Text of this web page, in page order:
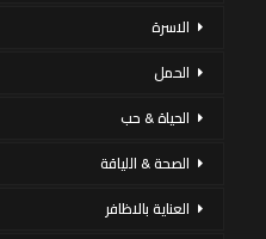
الاسرة
الحمل
الحياة & حب
الصحة & اللياقة
العناية بالاظافر